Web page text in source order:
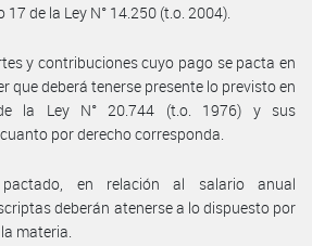
de la Ley N° 14.250 (t.o. 2004).
y contribuciones cuyo pago se pacta en
que deberá tenerse presente lo previsto en
la Ley N° 20.744 (t.o. 1976) y sus
por derecho corresponda.
en relación al salario anual
deberán atenerse a lo dispuesto por
materia.